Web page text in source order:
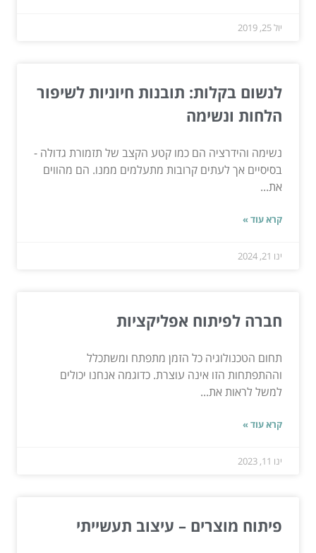
יול 25, 2019
לנשום בקלות: תובנות חיוניות לשיפור
הלחות ונשימה
נשימה והידרציה הם כמו קטע הקצב של תזמורת גדולה -
בסיסיים אך לעתים קרובות מתעלמים ממנו. הם מהווים
את...
קרא עוד »
ינו 21, 2024
חברה לפיתוח אפליקציות
תחום הטכנולוגיה כל הזמן מתפתח ומשתכלל
וההתפתחות הזו אינה עוצרת. כדוגמה אנחנו יכולים
למשל לראות את...
קרא עוד »
ינו 11, 2023
פיתוח מוצרים – עיצוב תעשייתי